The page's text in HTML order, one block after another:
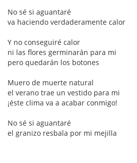
No sé si aguantaré
va haciendo verdaderamente calor
Y no conseguiré calor
ni las flores germinarán para mi
pero quedarán los botones
Muero de muerte natural
el verano trae un vestido para mi
¡éste clima va a acabar conmigo!
No sé si aguantaré
el granizo resbala por mi mejilla